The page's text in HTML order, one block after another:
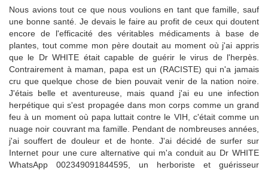
Nous avions tout ce que nous voulions en tant que famille, sauf
une bonne santé. Je devais le faire au profit de ceux qui doutent
encore de l'efficacité des véritables médicaments à base de
plantes, tout comme mon père doutait au moment où j'ai appris
que le Dr WHITE était capable de guérir le virus de l'herpès.
Contrairement à maman, papa est un (RACISTE) qui n'a jamais
cru que quelque chose de bien pouvait venir de la nation noire.
J'étais belle et aventureuse, mais quand j'ai eu une infection
herpétique qui s'est propagée dans mon corps comme un grand
feu à un moment où papa luttait contre le VIH, c'était comme un
nuage noir couvrant ma famille. Pendant de nombreuses années,
j'ai souffert de douleur et de honte. J'ai décidé de surfer sur
Internet pour une cure alternative qui m'a conduit au Dr WHITE
WhatsApp 002349091844595, un herboriste et guérisseur